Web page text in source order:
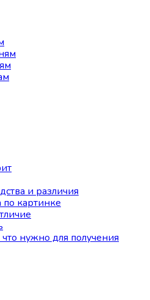
и различия
по картинке
нужно для получения